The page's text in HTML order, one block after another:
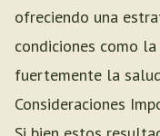
ofreciendo una
condiciones como
fuertemente la
Consideraciones